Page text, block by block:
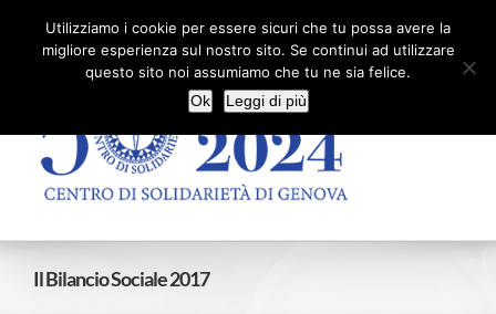
contenuto
Facebook
X YouTube
Il Bilancio Sociale 2017
Utilizziamo i cookie per essere sicuri che tu possa avere la
migliore esperienza sul nostro sito. Se continui ad utilizzare
questo sito noi assumiamo che tu ne sia felice.
Ok
Leggi di più